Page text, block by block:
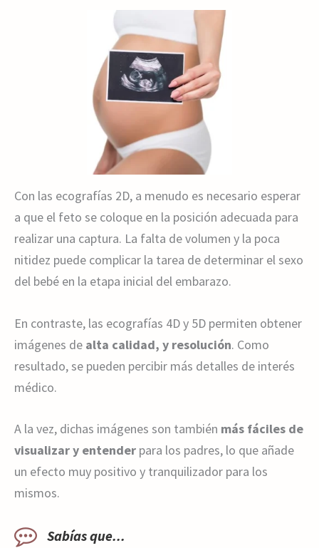
Con las ecografías 2D, a menudo es necesario esperar
a que el feto se coloque en la posición adecuada para
realizar una captura. La falta de volumen y la poca
nitidez puede complicar la tarea de determinar el sexo
del bebé en la etapa inicial del embarazo.
En contraste, las ecografías 4D y 5D permiten obtener
imágenes de alta calidad, y resolución. Como
resultado, se pueden percibir más detalles de interés
médico.
A la vez, dichas imágenes son también más fáciles de
visualizar y entender para los padres, lo que añade
un efecto muy positivo y tranquilizador para los
mismos.
Sabías que...